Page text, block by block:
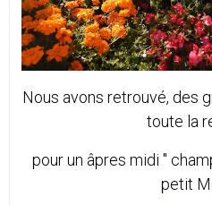
Nous avons retrouvé, des
toute la
​pour un âpres midi "
petit